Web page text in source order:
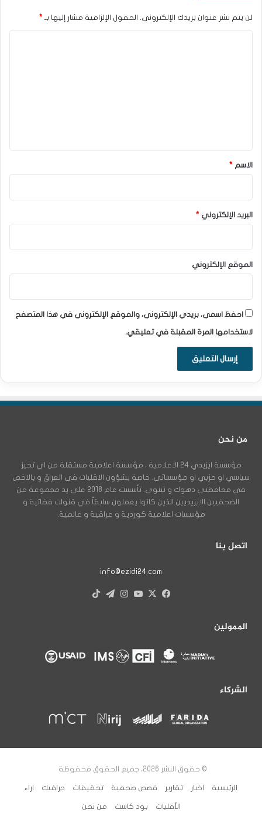
لن يتم نشر عنوان بريدك الإلكتروني. الحقول الإلزامية مشار إليها بـ *
*الاسم *
البريد الإلكتروني *
الموقع الإلكتروني
احفظ اسمي، بريدي الإلكتروني، والموقع الإلكتروني في هذا المتصفح
لاستخدامها المرة المقبلة في تعليقي.
من نحن
مؤسسة ايزيدي 24 الاعلامية ، مؤسسة اعلامية مستقلة من اي تحيز
سياسي او حزبي او مؤسساتي. خاصة بشؤون الاقليات في العراق و بالاخص
في محافظتي دهوك و نينوى. تأسست عام 2018 على يد مجموعة من
الصحفيين الايزيديين الذين كانوا يعملون سابقاً في قنوات فضائية و
مؤسسات اعلامية كوردية و عراقية و عالمية.
اتصل بنا
info@ezidi24.com
فيسبوك
X يوتيوبانستقرام
تيلقرام
الممولين
الشركاء
© حقوق النشر 2026، جميع الحقوق محفوظة
الرئيسية اخبار تقارير قصص صحفية تحقيقات جرافيك اراء
الأقليات بود كاست من نحن